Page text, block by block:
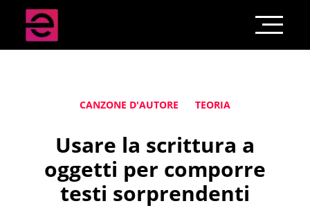
CANZONE D'AUTORE TEORIA
Usare la scrittura a
oggetti per comporre
testi sorprendenti